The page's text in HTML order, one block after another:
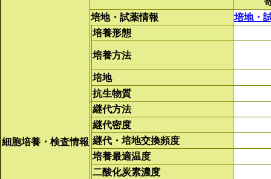
細胞培養・検査情報
培地・試薬情報
培地・
培養形態
培養方法
培地
抗生物質
継代方法
継代密度
継代・培地交換頻度
培養最適温度
二酸化炭素濃度